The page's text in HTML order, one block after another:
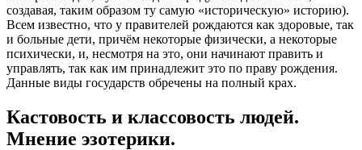
создавая, таким образом ту самую «историческую» историю).
Всем известно, что у правителей рождаются как здоровые, так
и больные дети, причём некоторые физически, а некоторые
психически, и, несмотря на это, они начинают править и
управлять, так как им принадлежит это по праву рождения.
Данные виды государств обречены на полный крах.
Кастовость и классовость людей.
Мнение эзотерики.